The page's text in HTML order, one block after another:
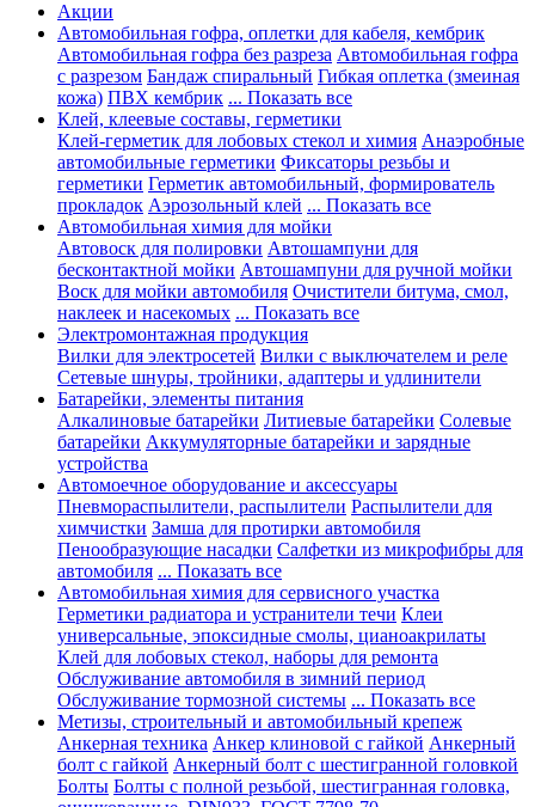
Акции
Автомобильная гофра, оплетки для кабеля, кембрик
Автомобильная гофра без разреза Автомобильная гофра
с разрезом Бандаж спиральный Гибкая оплетка (змеиная
кожа) ПВХ кембрик ... Показать все
Клей, клеевые составы, герметики
Клей-герметик для лобовых стекол и химия Анаэробные
автомобильные герметики Фиксаторы резьбы и
герметики Герметик автомобильный, формирователь
прокладок Аэрозольный клей ... Показать все
Автомобильная химия для мойки
Автовоск для полировки Автошампуни для
бесконтактной мойки Автошампуни для ручной мойки
Воск для мойки автомобиля Очистители битума, смол,
наклеек и насекомых ... Показать все
Электромонтажная продукция
Вилки для электросетей Вилки с выключателем и реле
Сетевые шнуры, тройники, адаптеры и удлинители
Батарейки, элементы питания
Алкалиновые батарейки Литиевые батарейки Солевые
батарейки Аккумуляторные батарейки и зарядные
устройства
Автомоечное оборудование и аксессуары
Пневмораспылители, распылители Распылители для
химчистки Замша для протирки автомобиля
Пенообразующие насадки Салфетки из микрофибры для
автомобиля ... Показать все
Автомобильная химия для сервисного участка
Герметики радиатора и устранители течи Клеи
универсальные, эпоксидные смолы, цианоакрилаты
Клей для лобовых стекол, наборы для ремонта
Обслуживание автомобиля в зимний период
Обслуживание тормозной системы ... Показать все
Метизы, строительный и автомобильный крепеж
Анкерная техника Анкер клиновой с гайкой Анкерный
болт с гайкой Анкерный болт с шестигранной головкой
Болты Болты с полной резьбой, шестигранная головка,